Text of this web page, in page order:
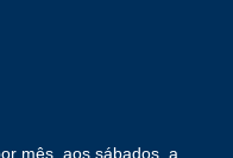
mês, aos sábados, a